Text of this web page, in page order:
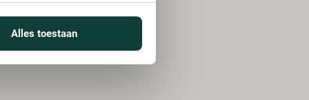
Alles toestaan